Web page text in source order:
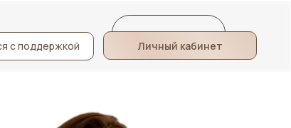
с поддержкой Личный кабинет
задать вопрос